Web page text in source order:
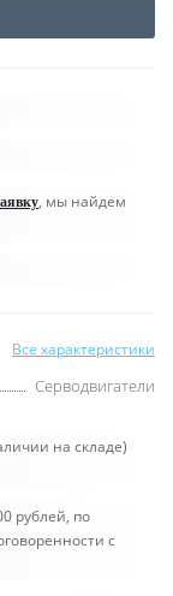
, мы найдем
Все характеристики
Серводвигатели
на складе)
рублей, по
с